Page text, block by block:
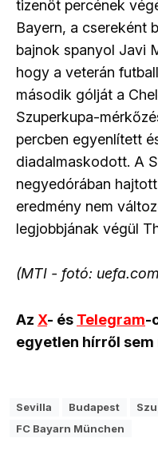
tizenöt percének
Bayern, a csereként
bajnok spanyol Javi
hogy a veterán
második gólját a
Szuperkupa-
percben egyenlített
diadalmaskodott. A
negyedórában
eredmény nem
legjobbjának végül
(MTI - fotó:
Az X- és Telegram-
egyetlen hírről sem
Sevilla Budapest
FC Bayarn München